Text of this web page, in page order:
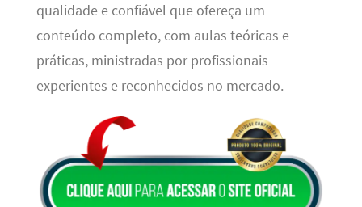
qualidade e confiável que ofereça um
conteúdo completo, com aulas teóricas e
práticas, ministradas por profissionais
experientes e reconhecidos no mercado.